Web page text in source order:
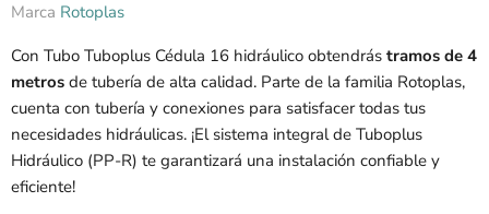
Marca Rotoplas
Con Tubo Tuboplus Cédula 16 hidráulico obtendrás tramos de 4
metros de tubería de alta calidad. Parte de la familia Rotoplas,
cuenta con tubería y conexiones para satisfacer todas tus
necesidades hidráulicas. ¡El sistema integral de Tuboplus
Hidráulico (PP-R) te garantizará una instalación confiable y
eficiente!